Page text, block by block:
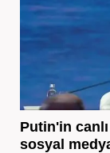
Putin'in
sosyal